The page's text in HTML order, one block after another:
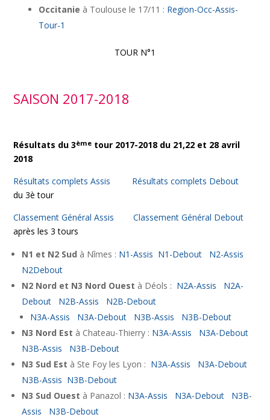
Occitanie à Toulouse le 17/11 : Region-Occ-Assis-
Tour-1
TOUR N°1
SAISON 2017-2018
Résultats du 3ème tour 2017-2018 du 21,22 et 28 avril
2018
Résultats complets Assis
Résultats complets Debout
du 3è tour
Classement Général Assis
Classement Général Debout
après les 3 tours
N1 et N2 Sud à Nîmes : N1-Assis N1-Debout
N2-Assis
N2Debout
N2 Nord et N3 Nord Ouest à Déols : N2A-Assis
N2A-
Debout
N2B-Assis
N2B-Debout
N3A-Assis
N3A-Debout N3B-Assis
N3B-Debout
N3 Nord Est à Chateau-Thierry : N3A-Assis
N3A-Debout
N3B-Assis
N3B-Debout
N3 Sud Est à Ste Foy les Lyon : N3A-Assis
N3A-Debout
N3B-Assis N3B-Debout
N3 Sud Ouest à Panazol : N3A-Assis N3A-Debout
N3B-
Assis
N3B-Debout